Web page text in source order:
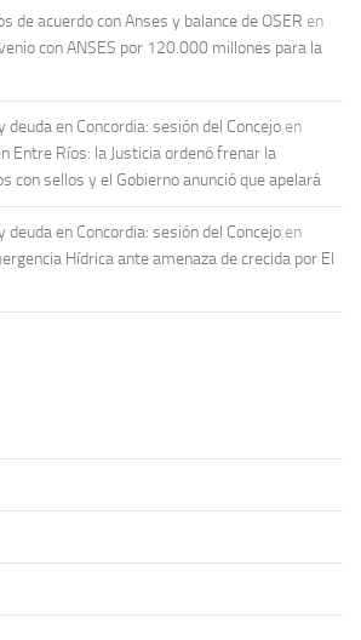
de acuerdo con Anses y balance de OSER en
con ANSES por 120.000 millones para la
deuda en Concordia: sesión del Concejo en
Entre Ríos: la Justicia ordenó frenar la
con sellos y el Gobierno anunció que apelará
deuda en Concordia: sesión del Concejo en
Hídrica ante amenaza de crecida por El